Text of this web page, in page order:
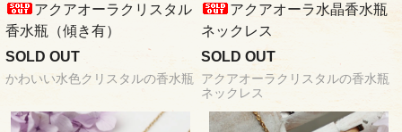
アクアオーラクリスタル
香水瓶（傾き有）
SOLD OUT
かわいい水色クリスタルの香水瓶
アクアオーラ水晶香水瓶
ネックレス
SOLD OUT
アクアオーラクリスタルの香水瓶
ネックレス